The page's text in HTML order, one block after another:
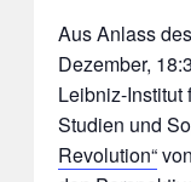
Aus Anlass
Dezember,
Leibniz-Institut
Studien und
Revolution“